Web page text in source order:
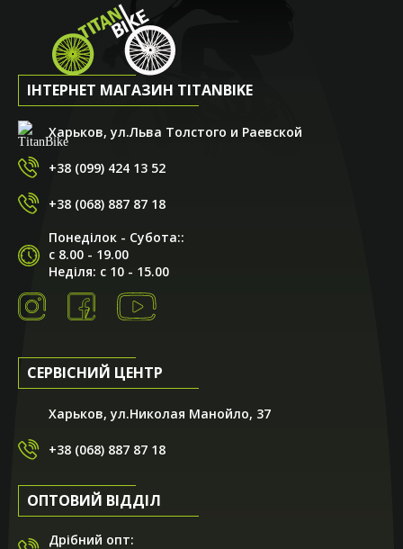
ІНТЕРНЕТ МАГАЗИН TITANBIKE
Харьков, ул.Льва Толстого и Раевской
+38 (099) 424 13 52
+38 (068) 887 87 18
Понеділок - Субота::
с 8.00 - 19.00
Неділя: с 10 - 15.00
СЕРВІСНИЙ ЦЕНТР
Харьков, ул.Николая Манойло, 37
+38 (068) 887 87 18
ОПТОВИЙ ВІДДІЛ
Дрібний опт: